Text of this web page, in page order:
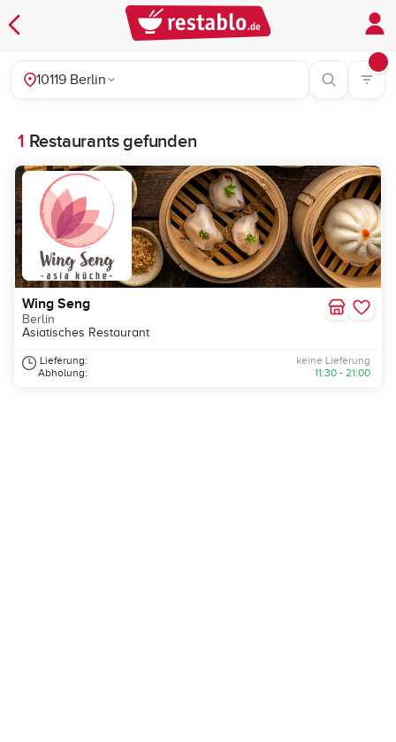
10119 Berlin
1 Restaurants gefunden
Wing Seng
Berlin
Asiatisches Restaurant
Lieferung:
Abholung:
keine Lieferung
11:30 - 21:00